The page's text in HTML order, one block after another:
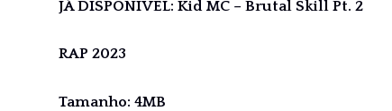
JÁ DISPONIVEL: Kid MC – Brutal Skill Pt. 2
RAP 2023
Tamanho: 4MB